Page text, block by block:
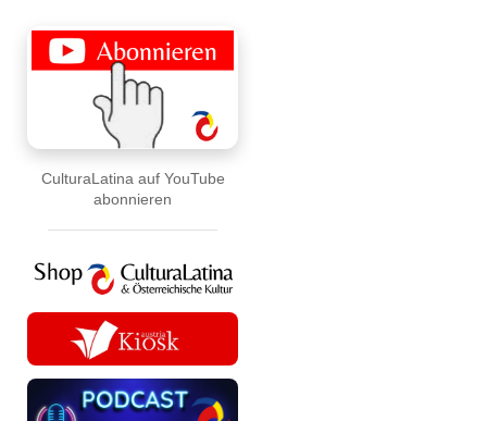
CulturaLatina auf YouTube
abonnieren